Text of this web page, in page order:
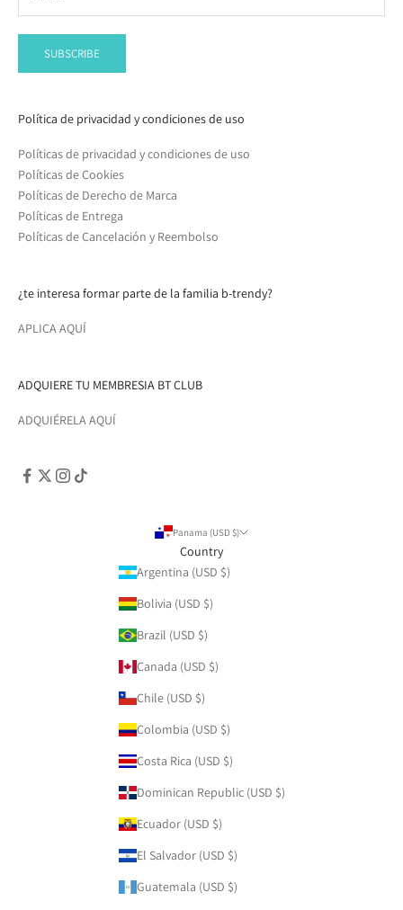
SUBSCRIBE
Política de privacidad y condiciones de uso
Políticas de privacidad y condiciones de uso
Políticas de Cookies
Políticas de Derecho de Marca
Políticas de Entrega
Políticas de Cancelación y Reembolso
¿te interesa formar parte de la familia b-trendy?
APLICA AQUÍ
ADQUIERE TU MEMBRESIA BT CLUB
ADQUIÉRELA AQUÍ
Panama (USD $)
Country
Argentina (USD $)
Bolivia (USD $)
Brazil (USD $)
Canada (USD $)
Chile (USD $)
Colombia (USD $)
Costa Rica (USD $)
Dominican Republic (USD $)
Ecuador (USD $)
El Salvador (USD $)
Guatemala (USD $)